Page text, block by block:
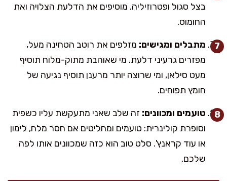
בצל סגול ופטרוזיליה. מוסיפים את הדלעת הצלויה ואת
החומוס.
מתבלים ומגישים: מזלפים את רוטב הטחינה מעל,
מפזרים גרעיני דלעת. מי שאוהבת מתוק-מלוח תוסיף
מעט סילאן, ומי שרוצה יותר מרענן תוסיף נגיעה של
חומץ תפוחים.
טועמים ומכוונים: זה שלב שאני מתעקשת עליו כשפית
וסופרת קולינרית: טועמים ומחליטים אם חסר מלח, לימון
או עוד קראנץ'. סלט טוב הוא כזה שמכוונים אותו לפה
שלכם.